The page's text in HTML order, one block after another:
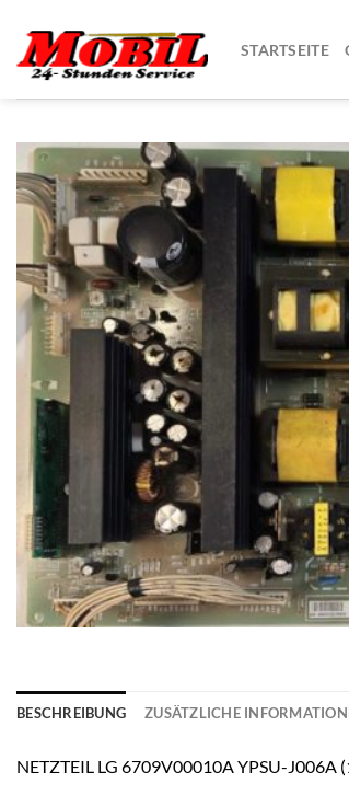
Inhalt
springen
STARTSEITE
BESCHREIBUNG ZUSÄTZLICHE
NETZTEIL LG 6709V00010A YPSU-